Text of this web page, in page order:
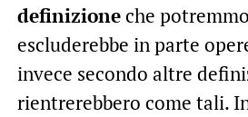
definizioneche
escluderebbe in parte
invece secondo altre
rientrerebbero come tali.